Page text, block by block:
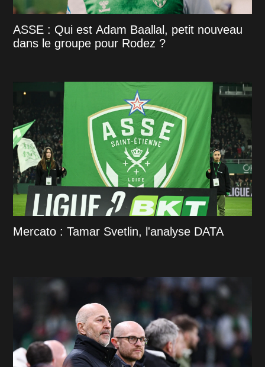
ASSE : Qui est Adam Baallal, petit nouveau
dans le groupe pour Rodez ?
Mercato : Tamar Svetlin, l'analyse DATA